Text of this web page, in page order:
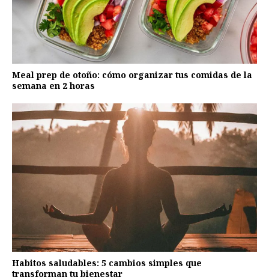
Meal prep de otoño: cómo organizar tus comidas de la
semana en 2 horas
Habitos saludables: 5 cambios simples que
transforman tu bienestar